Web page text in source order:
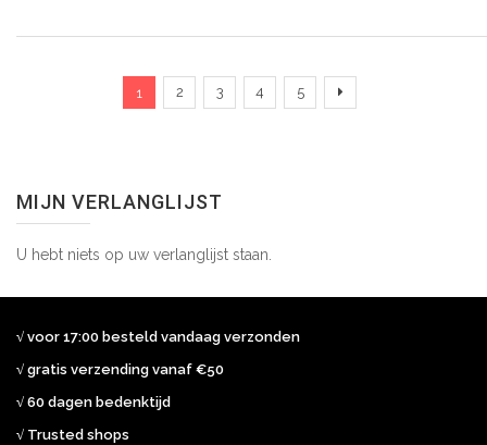
Pagina
1 2 3 4
Pagina
5 Verder
MIJN VERLANGLIJST
U hebt niets op uw verlanglijst staan.
√ voor 17:00 besteld vandaag verzonden
√ gratis verzending vanaf €50
√ 60 dagen bedenktijd
√ Trusted shops